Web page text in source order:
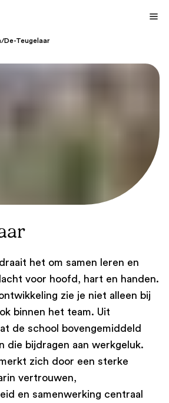
/De-Teugelaar
het om samen leren en
voor hoofd, hart en handen.
zie je niet alleen bij
binnen het team. Uit
de school bovengemiddeld
die bijdragen aan werkgeluk.
zich door een sterke
vertrouwen,
en samenwerking centraal